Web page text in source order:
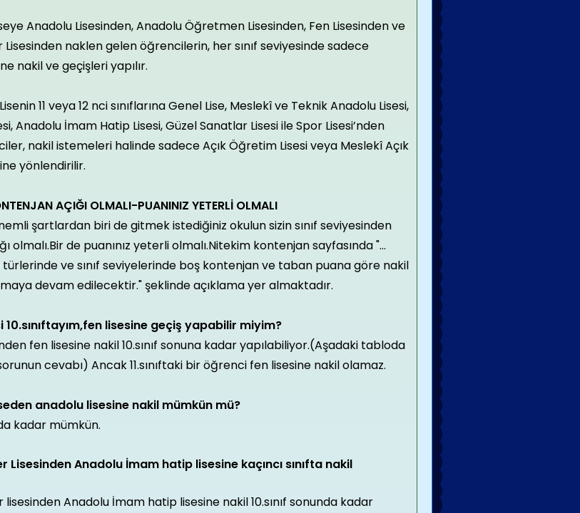
Anadolu Lisesinden, Anadolu Öğretmen Lisesinden, Fen Lisesinden ve
Lisesinden naklen gelen öğrencilerin, her sınıf seviyesinde sadece
nakil ve geçişleri yapılır.
11 veya 12 nci sınıflarına Genel Lise, Meslekî ve Teknik Anadolu Lisesi,
Anadolu İmam Hatip Lisesi, Güzel Sanatlar Lisesi ile Spor Lisesi’nden
nakil istemeleri halinde sadece Açık Öğretim Lisesi veya Meslekî Açık
yönlendirilir.
AÇIĞI OLMALI-PUANINIZ YETERLİ OLMALI
şartlardan biri de gitmek istediğiniz okulun sizin sınıf seviyesinden
olmalı.Bir de puanınız yeterli olmalı.Nitekim kontenjan sayfasında "...
ve sınıf seviyelerinde boş kontenjan ve taban puana göre nakil
devam edilecektir." şeklinde açıklama yer almaktadır.
10.sınıftayım,fen lisesine geçiş yapabilir miyim?
fen lisesine nakil 10.sınıf sonuna kadar yapılabiliyor.(Aşadaki tabloda
cevabı) Ancak 11.sınıftaki bir öğrenci fen lisesine nakil olamaz.
anadolu lisesine nakil mümkün mü?
kadar mümkün.
Lisesinden Anadolu İmam hatip lisesine kaçıncı sınıfta nakil
lisesinden Anadolu İmam hatip lisesine nakil 10.sınıf sonunda kadar